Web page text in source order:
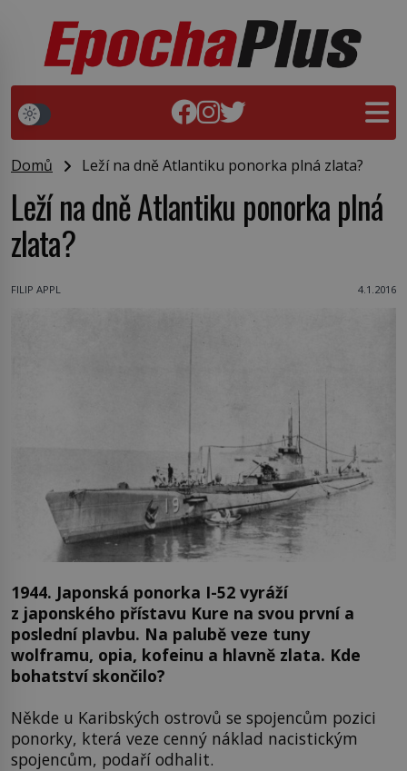
Domů Leží na dně Atlantiku ponorka plná zlata?
Leží na dně Atlantiku ponorka plná
zlata?
FILIP APPL 4.1.2016
1944. Japonská ponorka I-52 vyráží
z japonského přístavu Kure na svou první a
poslední plavbu. Na palubě veze tuny
wolframu, opia, kofeinu a hlavně zlata. Kde
bohatství skončilo?
Někde u Karibských ostrovů se spojencům pozici
ponorky, která veze cenný náklad nacistickým
spojencům, podaří odhalit.